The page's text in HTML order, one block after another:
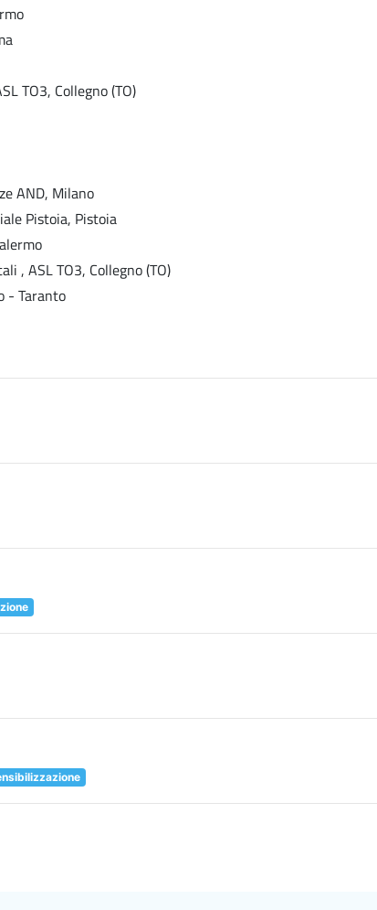
TO3, Collegno (TO)
AND, Milano
Pistoia, Pistoia
, ASL TO3, Collegno (TO)
- Taranto